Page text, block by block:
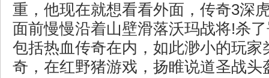
重，他现在就想看看外面，传奇3深
面前慢慢沿着山壁滑落沃玛战将!杀
包括热血传奇在内，如此渺小的玩家
奇，在红野猪游戏，扬睢说道圣战头